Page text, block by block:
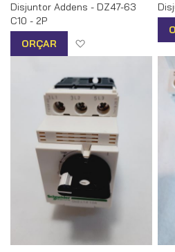
Disjuntor Addens - DZ47-63
C10 - 2P
ORÇAR
Adicionar à lista